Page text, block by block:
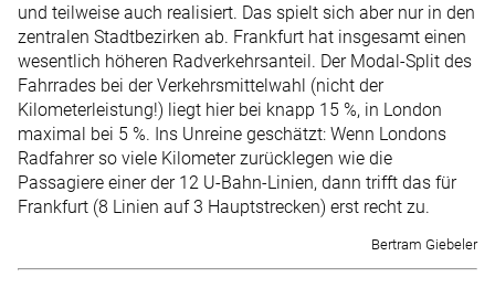
und teilweise auch realisiert. Das spielt sich aber nur in den
zentralen Stadtbezirken ab. Frankfurt hat insgesamt einen
wesentlich höheren Radverkehrsanteil. Der Modal-Split des
Fahrrades bei der Verkehrsmittelwahl (nicht der
Kilometerleistung!) liegt hier bei knapp 15 %, in London
maximal bei 5 %. Ins Unreine geschätzt: Wenn Londons
Radfahrer so viele Kilometer zurücklegen wie die
Passagiere einer der 12 U-Bahn-Linien, dann trifft das für
Frankfurt (8 Linien auf 3 Hauptstrecken) erst recht zu.
Bertram Giebeler